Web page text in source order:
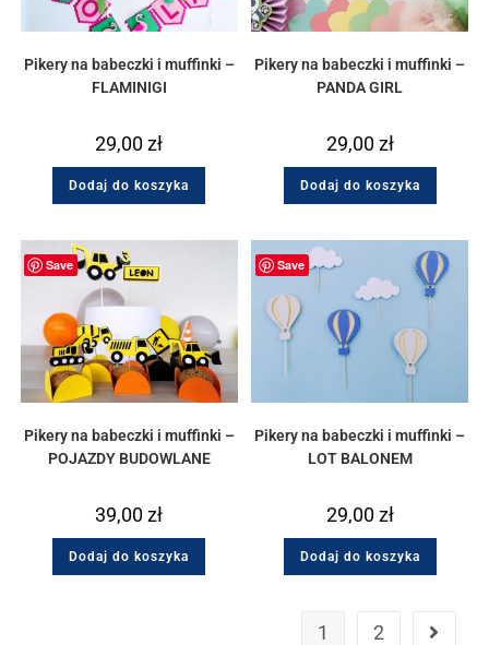
Pikery na babeczki i muffinki –
FLAMINIGI
29,00zł
Dodaj do koszyka
Pikery na babeczki i muffinki –
PANDA GIRL
29,00zł
Dodaj do koszyka
Save
Pikery na babeczki i muffinki –
POJAZDY BUDOWLANE
39,00zł
Dodaj do koszyka
Save
Pikery na babeczki i muffinki –
LOT BALONEM
29,00zł
Dodaj do koszyka
1 2